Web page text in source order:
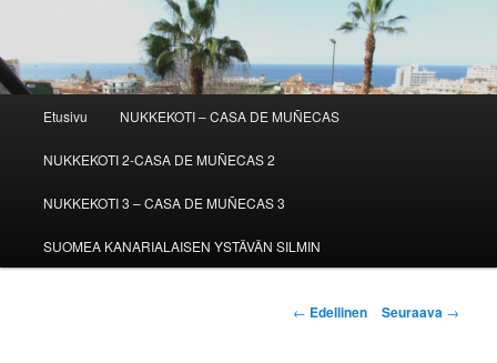
Etusivu NUKKEKOTI – CASA DE MUÑECAS
NUKKEKOTI 2-CASA DE MUÑECAS 2
NUKKEKOTI 3 – CASA DE MUÑECAS 3
SUOMEA KANARIALAISEN YSTÄVÄN SILMIN
Artikkelien
← Edellinen Seuraava →